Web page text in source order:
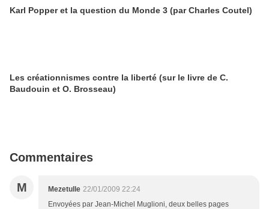
Karl Popper et la question du Monde 3 (par Charles Coutel)
Les créationnismes contre la liberté (sur le livre de C.
Baudouin et O. Brosseau)
Commentaires
M Mezetulle 22/01/2009 22:24
Envoyées par Jean-Michel Muglioni, deux belles pages